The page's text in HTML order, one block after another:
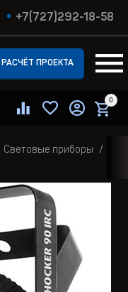
+7(727)292-18-58
РАСЧЁТ ПРОЕКТА
0
Световые приборы